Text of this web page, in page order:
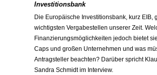
Investitionsbank
Die Europäische Investitionsbank, kurz EIB,
wichtigsten Vergabestellen unserer Zeit.
Finanzierungsmöglichkeiten jedoch bietet
Caps und großen Unternehmen und was
Antragsteller beachten? Darüber spricht
Sandra Schmidt im Interview.